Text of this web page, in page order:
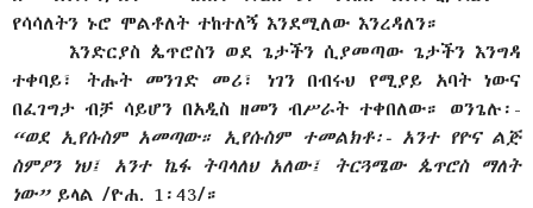
የሳሳለትን ኑሮ ሞልቶለት ተከተለኝ እንደሚለው እንረዳለን።
እንድርያስ ጴጥሮስን ወደ ጌታችን ሲያመጣው ጌታችን እንግዳ
ተቀባይ፣ ትሑት መንገድ መሪ፣ ነገን በብሩህ የሚያይ አባት ነውና
በፈገግታ ብቻ ሳይሆን በአዲስ ዘመን ብሥራት ተቀበለው። ወንጌሉ፡-
“ወደ ኢየሱስም አመጣው። ኢየሱስም ተመልክቶ፡- አንተ የዮና ልጅ
ስምዖን ነህ፤ አንተ ኬፋ ትባላለህ አለው፤ ትርጓሜው ጴጥሮስ ማለት
ነው” ይላል /ዮሐ. 1፡43/።